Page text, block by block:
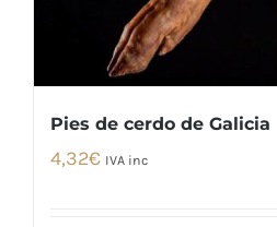
Pies de cerdo de Galicia
4,32€ IVA inc